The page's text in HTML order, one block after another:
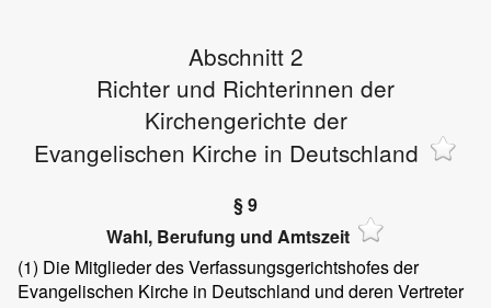
Abschnitt 2
Richter und Richterinnen der
Kirchengerichte der
Evangelischen Kirche in Deutschland
§ 9
Wahl, Berufung und Amtszeit
(1) Die Mitglieder des Verfassungsgerichtshofes der
Evangelischen Kirche in Deutschland und deren Vertreter